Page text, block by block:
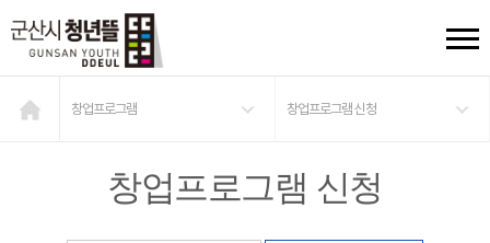
창업프로그램 창업프로그램 신청
창업프로그램 신청